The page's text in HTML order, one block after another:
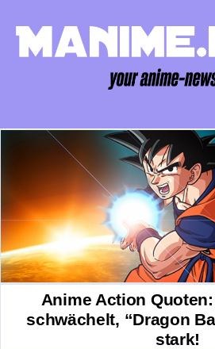
Anime Action Quoten:
schwächelt, “Dragon
stark!